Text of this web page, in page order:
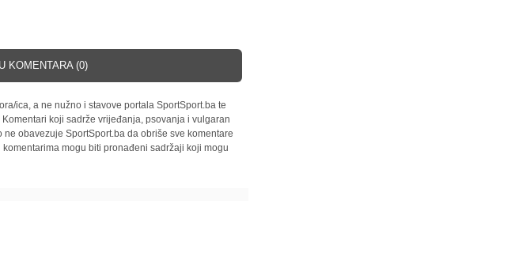
KOMENTARA (0)
ica, a ne nužno i stavove portala SportSport.ba te
koji sadrže vrijeđanja, psovanja i vulgaran
obavezuje SportSport.ba da obriše sve komentare
mogu biti pronađeni sadržaji koji mogu